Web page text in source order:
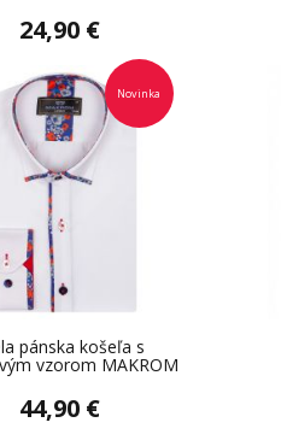
24,90 €
Novinka
pánska košeľa s
vzorom MAKROM
44,90 €